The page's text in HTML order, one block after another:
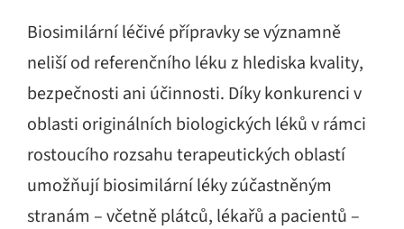
Biosimilární léčivé přípravky se významně
neliší od referenčního léku z hlediska kvality,
bezpečnosti ani účinnosti. Díky konkurenci v
oblasti originálních biologických léků v rámci
rostoucího rozsahu terapeutických oblastí
umožňují biosimilární léky zúčastněným
stranám – včetně plátců, lékařů a pacientů –